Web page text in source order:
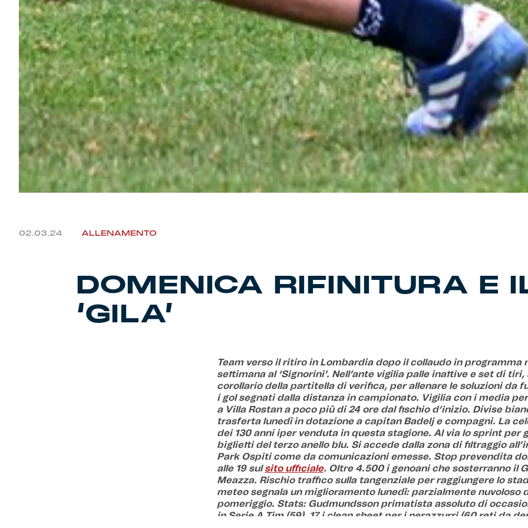
02.03.24 ALLENAMENTO
DOMENICA RIFINITURA E
‘GILA’
Team verso il ritiro in Lombardia dopo il collaudo in programma
settimana al ‘Signorini’. Nell’ante vigilia palle inattive e set di tiri,
corollario della partitella di verifica, per allenare le soluzioni da
i gol segnati dalla distanza in campionato. Vigilia con i media
a Villa Rostan a poco più di 24 ore dal fischio d’inizio. Divise
trasferta lunedì in dotazione a capitan Badelj e compagni. La
dei 130 anni iper venduta in questa stagione. Al via lo sprint per
biglietti del terzo anello blu. Si accede dalla zona di filtraggio
Park Ospiti come da comunicazioni emesse. Stop prevendita
alle 19 sulsito ufficiale. Oltre 4.500 i genoani che sosterranno il
Meazza. Rischio traffico sulla tangenziale per raggiungere lo
meteo segnala un miglioramento lunedì: parzialmente nuvoloso
pomeriggio. Stats: Gudmundsson primatista assoluto di
in Serie A Tim (59). 17 i clean sheet per i nerazzurri (60 reti da